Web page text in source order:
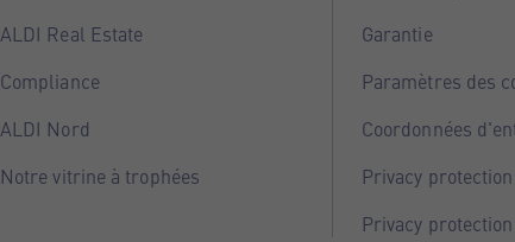
ALDI Real Estate
Compliance
ALDI Nord
Notre vitrine à trophées
Garantie
Paramètres des
Coordonnées
Privacy protection
Privacy